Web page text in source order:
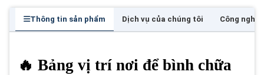
Thông tin sản phẩm Dịch vụ của chúng tôi Công nghệ
🔥 Bảng vị trí nơi để bình chữa